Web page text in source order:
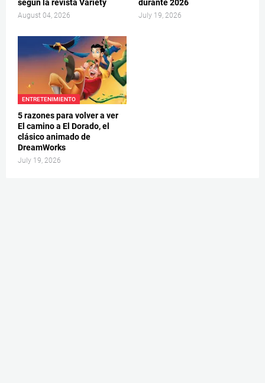
según la revista Variety
August 04, 2026
durante 2026
July 19, 2026
ENTRETENIMIENTO
5 razones para volver a ver
El camino a El Dorado, el
clásico animado de
DreamWorks
July 19, 2026